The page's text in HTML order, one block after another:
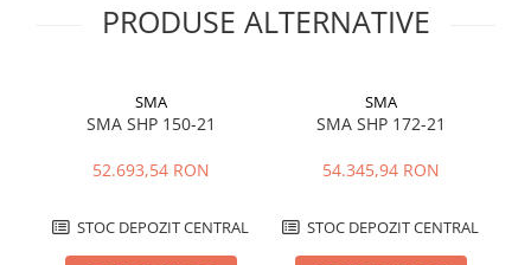
Accesorii cabluri
Folie avertizoare
LEA accesorii
Papuci si mufe
Cabluri coaxiale TV
PRODUSE ALTERNATIVE
SMA
SMA SHP 150-21
52.693,54 RON
STOC DEPOZIT CENTRAL
SMA
SMA SHP 172-21
54.345,94 RON
STOC DEPOZIT CENTRAL